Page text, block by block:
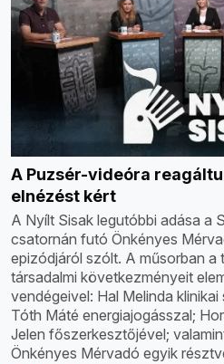
A Puzsér-videóra
elnézést kért
A Nyílt Sisak legutóbbi adása a
csatornán futó Önkényes
epizódjáról szólt. A műsorban a
társadalmi következményeit
vendégeivel: Hal Melinda
Tóth Máté energiajogásszal;
Jelen főszerkesztőjével;
Önkényes Mérvadó egyik